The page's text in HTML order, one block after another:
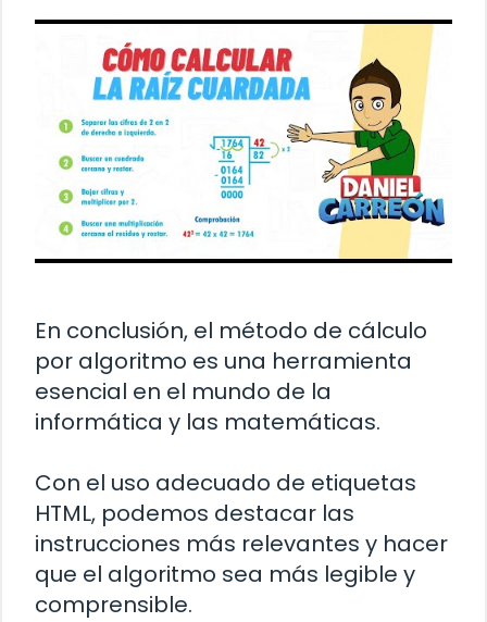
En conclusión, el método de cálculo
por algoritmo es una herramienta
esencial en el mundo de la
informática y las matemáticas.
Con el uso adecuado de etiquetas
HTML, podemos destacar las
instrucciones más relevantes y hacer
que el algoritmo sea más legible y
comprensible.